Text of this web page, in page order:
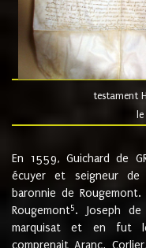
testament
En 1559, Guichard de
écuyer et seigneur de
baronnie de
Rougemont5. Joseph de
marquisat et en fut le
comprenait Aranc,